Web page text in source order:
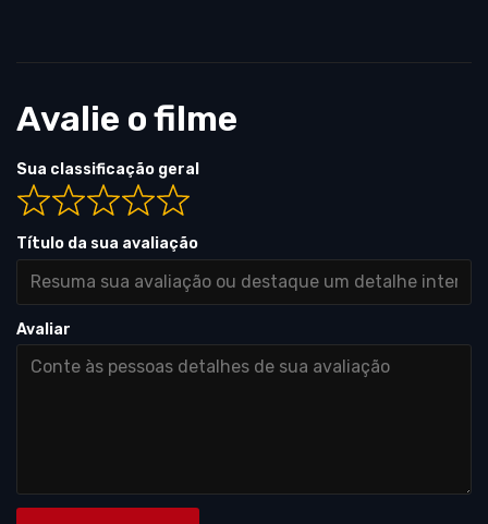
Avalie o filme
Sua classificação geral
Título da sua avaliação
Avaliar